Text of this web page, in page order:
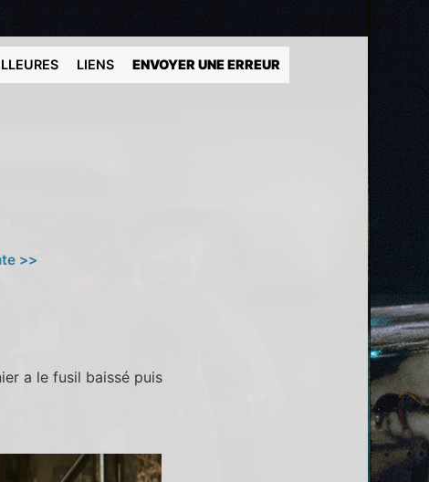
LIENS ENVOYER UNE ERREUR
>>
a le fusil baissé puis